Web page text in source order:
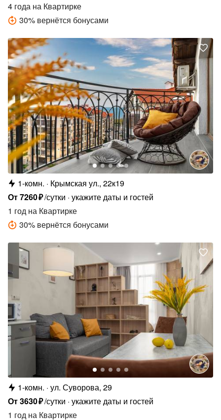
4 года на Квартирке
30% вернётся бонусами
1-комн.
Крымская ул., 22к19
От7260₽/сутки укажите даты и гостей
1 год на Квартирке
30% вернётся бонусами
1-комн. ул. Суворова, 29
От3630₽/сутки укажите даты и гостей
1 год на Квартирке